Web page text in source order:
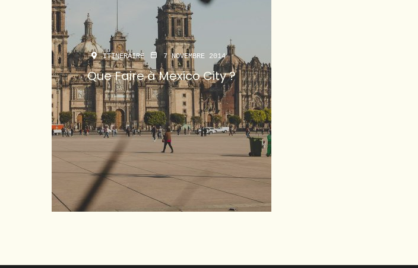
ITINERAIRE 7 NOVEMBRE 2014
Que Faire à Mexico City ?